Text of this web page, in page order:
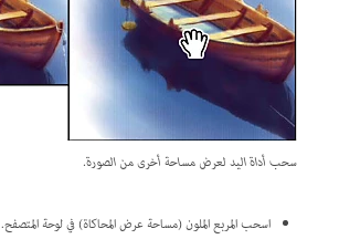
سحب أداة اليد لعرض مساحة أخرى من الصورة.
اسحب المربع الملون (مساحة عرض المحاكاة) في لوحة المتصفح.